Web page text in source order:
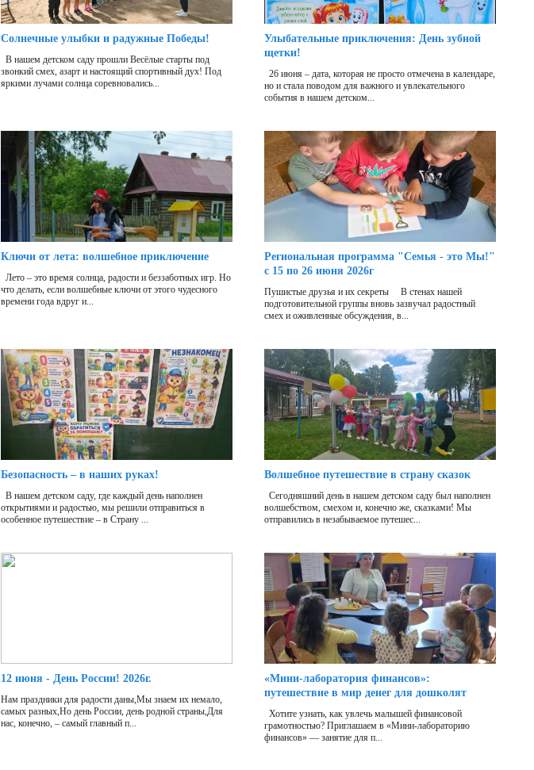
Солнечные улыбки и радужные Победы!
В нашем детском саду прошли Весёлые старты под
звонкий смех, азарт и настоящий спортивный дух! Под
яркими лучами солнца соревновались...
Улыбательные приключения: День зубной
щетки!
26 июня – дата, которая не просто отмечена в календаре,
но и стала поводом для важного и увлекательного
события в нашем детском...
Ключи от лета: волшебное приключение
Лето – это время солнца, радости и беззаботных игр. Но
что делать, если волшебные ключи от этого чудесного
времени года вдруг и...
Региональная программа "Семья - это Мы!"
с 15 по 26 июня 2026г
Пушистые друзья и их секреты В стенах нашей
подготовительной группы вновь зазвучал радостный
смех и оживленные обсуждения, в...
Безопасность – в наших руках!
В нашем детском саду, где каждый день наполнен
открытиями и радостью, мы решили отправиться в
особенное путешествие – в Страну ...
Волшебное путешествие в страну сказок
Сегодняшний день в нашем детском саду был наполнен
волшебством, смехом и, конечно же, сказками! Мы
отправились в незабываемое путешес...
12 июня - День России! 2026г.
Нам праздники для радости даны,Мы знаем их немало,
самых разных,Но день России, день родной страны,Для
нас, конечно, – самый главный п...
«Мини‑лаборатория финансов»:
путешествие в мир денег для дошколят
Хотите узнать, как увлечь малышей финансовой
грамотностью? Приглашаем в «Мини‑лабораторию
финансов» — занятие для п...